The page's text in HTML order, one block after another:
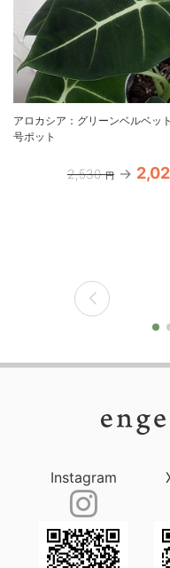
アロカシア：グリーンベルベッ
号ポット
2,530 円
Instagram